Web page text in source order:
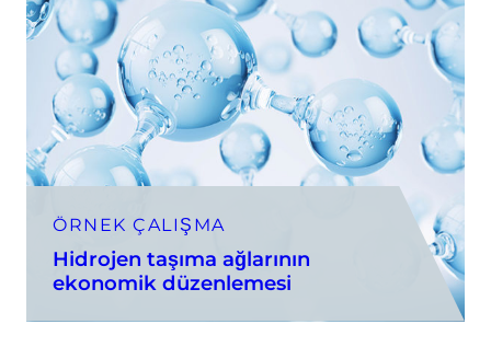
ÖRNEK ÇALIŞMA
Hidrojen taşıma ağlarının
ekonomik düzenlemesi